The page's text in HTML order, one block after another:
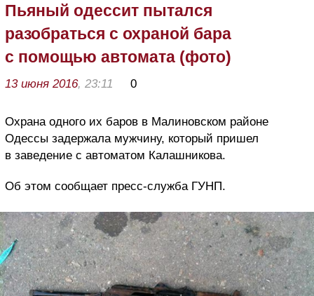
Пьяный одессит пытался
разобраться с охраной бара
с помощью автомата (фото)
13 июня 2016, 23:11 0
Охрана одного их баров в Малиновском районе
Одессы задержала мужчину, который пришел
в заведение с автоматом Калашникова.
Об этом сообщает пресс-служба ГУНП.